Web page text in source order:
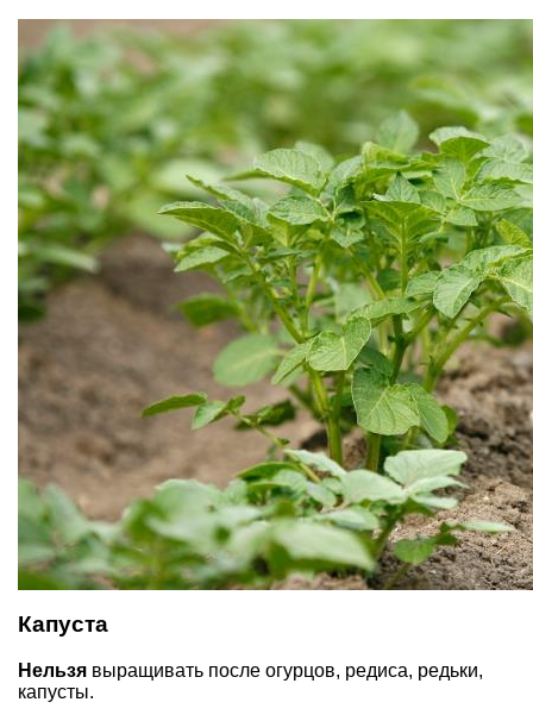
Капуста
Нельзя выращивать после огурцов, редиса, редьки,
капусты.